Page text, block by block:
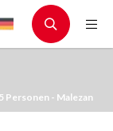
Personen - Malezan